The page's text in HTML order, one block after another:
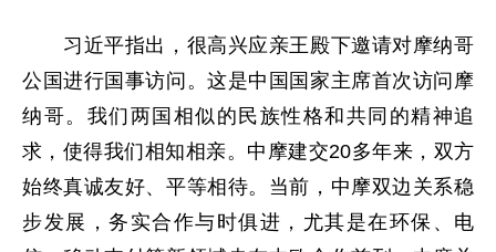
习近平指出，很高兴应亲王殿下邀请对摩纳哥
公国进行国事访问。这是中国国家主席首次访问摩
纳哥。我们两国相似的民族性格和共同的精神追
求，使得我们相知相亲。中摩建交20多年来，双方
始终真诚友好、平等相待。当前，中摩双边关系稳
步发展，务实合作与时俱进，尤其是在环保、电